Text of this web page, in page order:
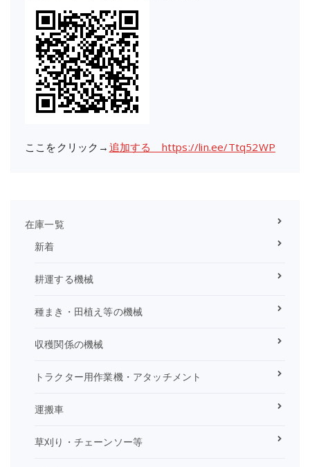
ここをクリック→ 追加する https://lin.ee/Ttq52WP
在庫一覧
新着
耕運する機械
種まき・田植え等の機械
収穫関係の機械
トラクター用作業機・アタッチメント
運搬車
草刈り・チェーンソー等